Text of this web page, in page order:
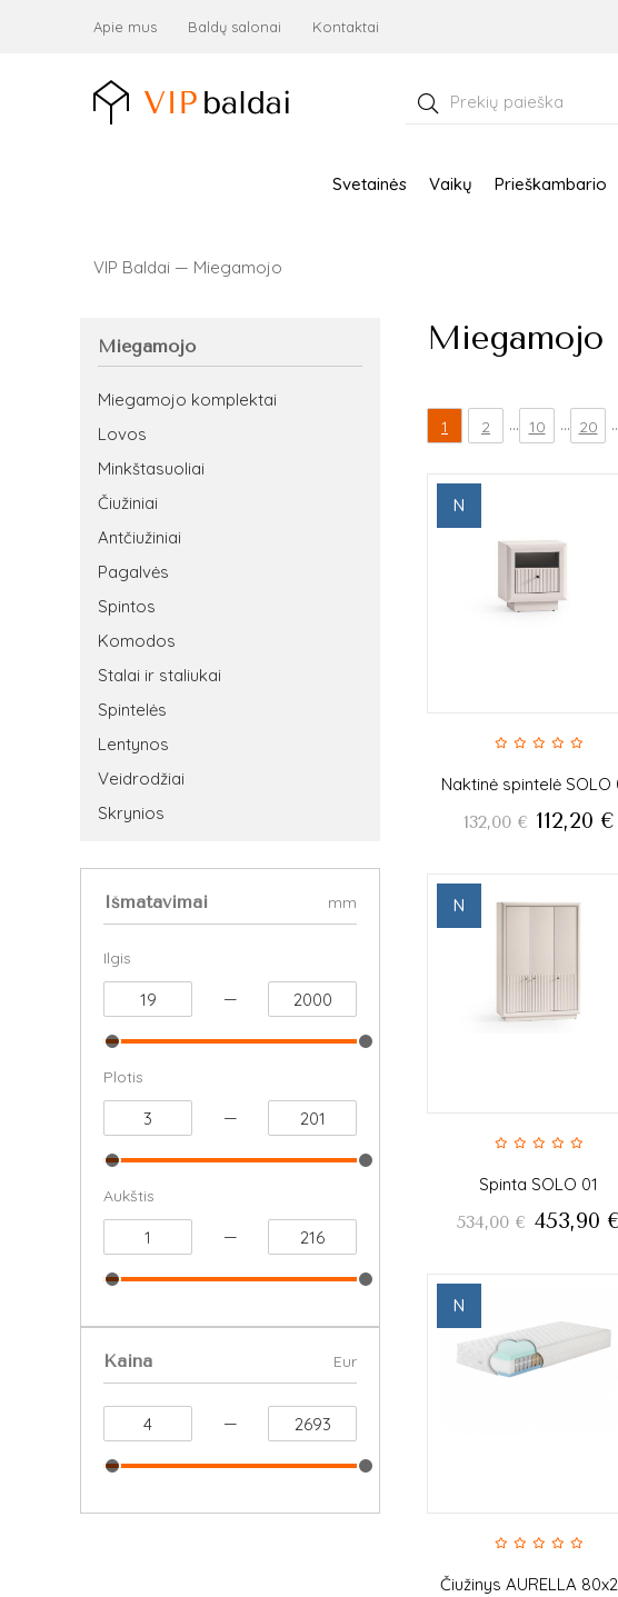
Apie mus Baldų salonai Kontaktai
Ieškoti:
Svetainės Vaikų Prieškambario
VIP Baldai — Miegamojo
Miegamojo
Miegamojo komplektai
Lovos
Minkštasuoliai
Čiužiniai
Antčiužiniai
Pagalvės
Spintos
Komodos
Stalai ir staliukai
Spintelės
Lentynos
Veidrodžiai
Skrynios
Išmatavimai mm
Ilgis
—
Plotis
—
Aukštis
—
Kaina Eur
—
Miegamojo
1 2 ... 10 ... 20
N
Naktinė spintelė SOLO
132,00 € 112,20 €
N
Spinta SOLO 01
534,00 € 453,90
N
Čiužinys AURELLA